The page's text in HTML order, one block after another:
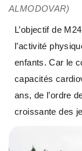
ALMODOVAR)
L’objectif de
l’activité
enfants. Car le
capacités
ans, de l’ordre
croissante des